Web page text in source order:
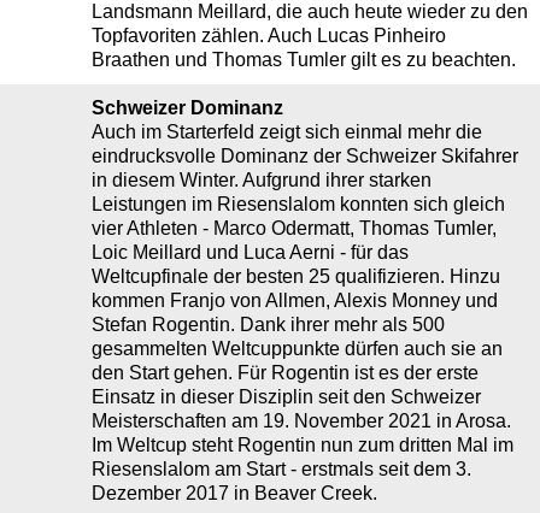
Landsmann Meillard, die auch heute wieder zu den
Topfavoriten zählen. Auch Lucas Pinheiro
Braathen und Thomas Tumler gilt es zu beachten.
Schweizer Dominanz
Auch im Starterfeld zeigt sich einmal mehr die
eindrucksvolle Dominanz der Schweizer Skifahrer
in diesem Winter. Aufgrund ihrer starken
Leistungen im Riesenslalom konnten sich gleich
vier Athleten - Marco Odermatt, Thomas Tumler,
Loic Meillard und Luca Aerni - für das
Weltcupfinale der besten 25 qualifizieren. Hinzu
kommen Franjo von Allmen, Alexis Monney und
Stefan Rogentin. Dank ihrer mehr als 500
gesammelten Weltcuppunkte dürfen auch sie an
den Start gehen. Für Rogentin ist es der erste
Einsatz in dieser Disziplin seit den Schweizer
Meisterschaften am 19. November 2021 in Arosa.
Im Weltcup steht Rogentin nun zum dritten Mal im
Riesenslalom am Start - erstmals seit dem 3.
Dezember 2017 in Beaver Creek.